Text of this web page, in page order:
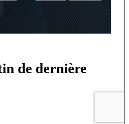
de dernière